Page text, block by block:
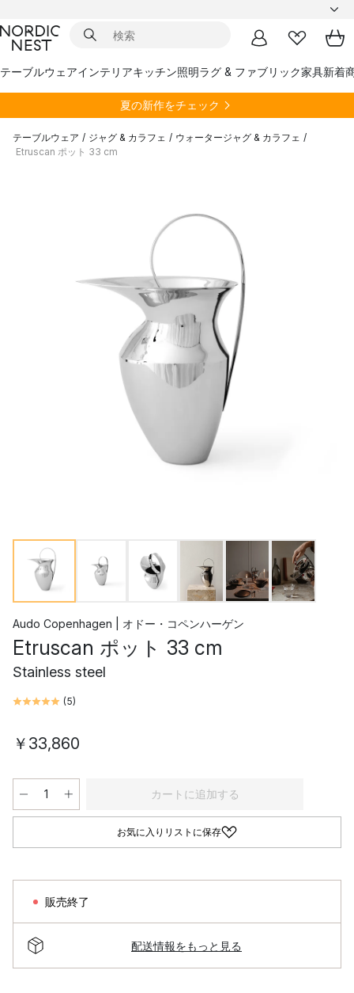
テーブルウェアインテリアキッチン照明ラグ & ファブリック家具新着
夏の新作をチェック
テーブルウェア / ジャグ & カラフェ / ウォータージャグ & カラフェ /
Etruscan ポット 33 cm
Audo Copenhagen | オドー・コペンハーゲン
Etruscan ポット 33 cm
Stainless steel
(5)
￥33,860
カートに追加する
お気に入りリストに保存
販売終了
配送情報をもっと見る